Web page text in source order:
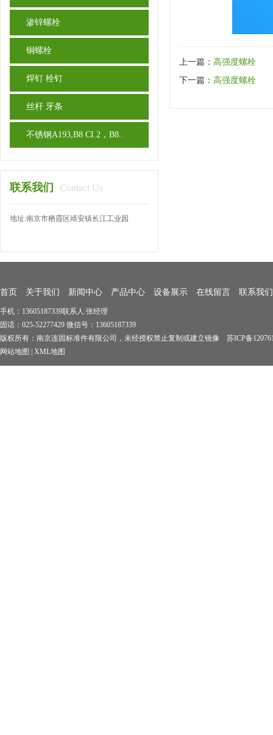
渗锌螺栓
铜螺栓
焊钉 栓钉
丝杆 牙条
不锈钢A193,B8 CI.2，B8..
联系我们 Contact Us
地址:南京市栖霞区靖安镇长江工业园
上一篇： 高强度螺栓
下一篇： 高强度螺栓
首页 关于我们 新闻中心 产品中心 设备展示 在线留言 联系我们
手机：13605187339联系人:张经理
固话：025-52277429 微信号：13605187339
版权所有：南京连固标准件有限公司，未经授权禁止复制或建立镜像 苏ICP备
网站地图
XML地图